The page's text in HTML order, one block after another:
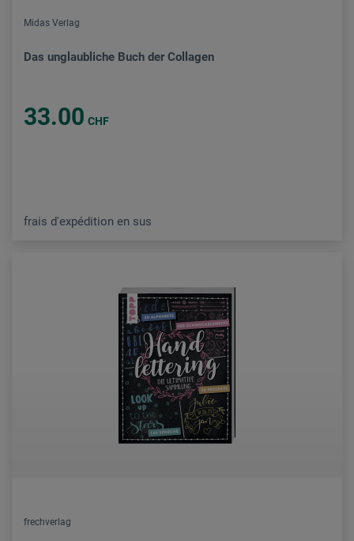
Midas Verlag
Das unglaubliche Buch der Collagen
33.00 CHF
frais d'expédition en sus
frechverlag